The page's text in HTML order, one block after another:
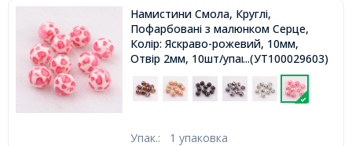
Намистини Смола, Круглі,
Пофарбовані з малюнком Серце,
Колір: Яскраво-рожевий, 10мм,
Отвір 2мм, 10шт/упаковка,...(УТ100029603)
Упак.: 1 упаковка